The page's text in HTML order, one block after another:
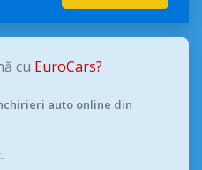
cu EuroCars?
auto online din